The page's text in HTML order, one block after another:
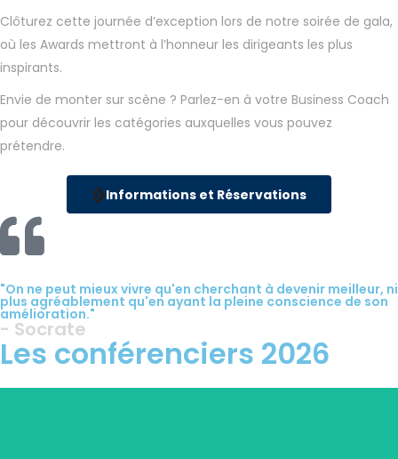
Clôturez cette journée d’exception lors de notre soirée de gala,
où les Awards mettront à l’honneur les dirigeants les plus
inspirants.
Envie de monter sur scène ? Parlez-en à votre Business Coach
pour découvrir les catégories auxquelles vous pouvez
prétendre.
Informations et Réservations
"On ne peut mieux vivre qu'en cherchant à devenir meilleur, ni
plus agréablement qu'en ayant la pleine conscience de son
amélioration."
- Socrate
Les conférenciers 2026